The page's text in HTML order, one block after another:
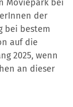
Moviepark bei
der
bei bestem
auf die
2025, wenn
an dieser